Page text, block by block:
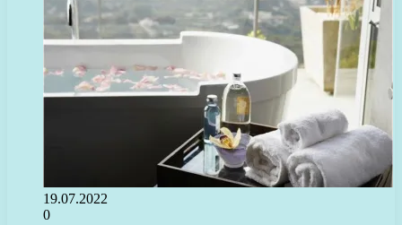
19.07.2022
0